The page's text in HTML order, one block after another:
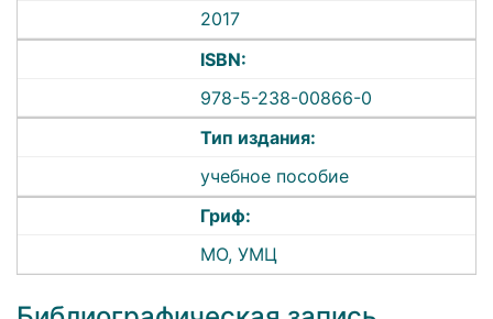
2017
ISBN:
978-5-238-00866-0
Тип издания:
учебное пособие
Гриф:
МО, УМЦ